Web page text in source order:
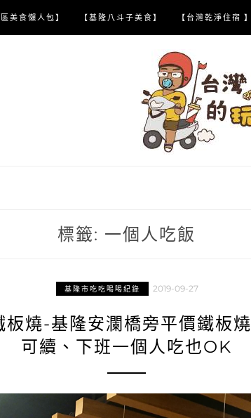
區美食懶人包】 【基隆八斗子美食】 【台灣乾淨住宿 】
標籤: 一個人吃飯
基隆市吃吃喝喝紀錄 2019-09-27
板燒-基隆安瀾橋旁平價鐵板
可續、下班一個人吃也OK